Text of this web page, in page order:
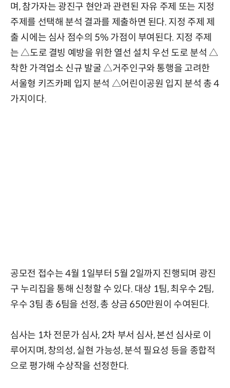
며, 참가자는 광진구 현안과 관련된 자유 주제 또는 지정
주제를 선택해 분석 결과를 제출하면 된다. 지정 주제 제
출 시에는 심사 점수의 5% 가점이 부여된다. 지정 주제
는 △도로 결빙 예방을 위한 열선 설치 우선 도로 분석 △
착한 가격업소 신규 발굴 △거주인구와 통행을 고려한
서울형 키즈카페 입지 분석 △어린이공원 입지 분석 총 4
가지이다.
공모전 접수는 4월 1일부터 5월 2일까지 진행되며 광진
구 누리집을 통해 신청할 수 있다. 대상 1팀, 최우수 2팀,
우수 3팀 총 6팀을 선정, 총 상금 650만원이 수여된다.
심사는 1차 전문가 심사, 2차 부서 심사, 본선 심사로 이
루어지며, 창의성, 실현 가능성, 분석 필요성 등을 종합적
으로 평가해 수상작을 선정한다.